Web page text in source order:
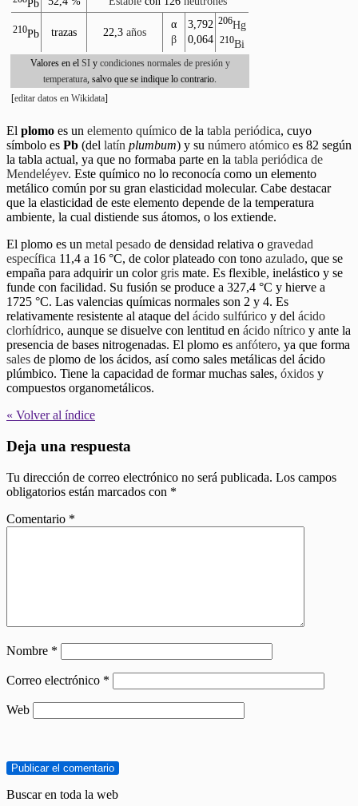
Pb
210Pb trazas 22,3 años
α
β
3,792
0,064
206Hg
210Bi
Valores en el SIy condiciones normales de presión y
temperatura, salvo que se indique lo contrario.
editar datos en Wikidata
El plomo es un elemento químico de la tabla periódica, cuyo
símbolo es Pb (del latín plumbum) y su número atómico es 82 según
la tabla actual, ya que no formaba parte en la tabla periódica de
Mendeléyev. Este químico no lo reconocía como un elemento
metálico común por su gran elasticidad molecular. Cabe destacar
que la elasticidad de este elemento depende de la temperatura
ambiente, la cual distiende sus átomos, o los extiende.
El plomo es un metal pesado de densidad relativa o gravedad
específica 11,4 a 16 °C, de color plateado con tono azulado, que se
empaña para adquirir un color gris mate. Es flexible, inelástico y se
funde con facilidad. Su fusión se produce a 327,4 °C y hierve a
1725 °C. Las valencias químicas normales son 2 y 4. Es
relativamente resistente al ataque del ácido sulfúrico y del ácido
clorhídrico, aunque se disuelve con lentitud en ácido nítrico y ante la
presencia de bases nitrogenadas. El plomo es anfótero, ya que forma
sales de plomo de los ácidos, así como sales metálicas del ácido
plúmbico. Tiene la capacidad de formar muchas sales, óxidos y
compuestos organometálicos.
« Volver al índice
Deja una respuesta
Tu dirección de correo electrónico no será publicada. Los campos
obligatorios están marcados con *
Comentario *
Nombre *
Correo electrónico *
Web
Buscar en toda la web